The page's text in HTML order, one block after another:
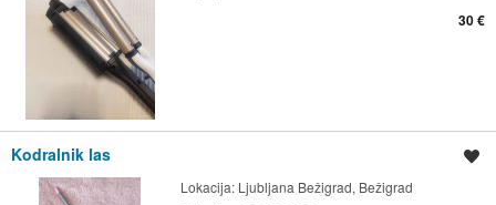
30 €
Kodralnik las
Lokacija: Ljubljana Bežigrad, Bežigrad